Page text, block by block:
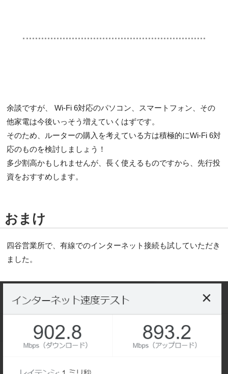
余談ですが、
Wi-Fi 6対応のパソコン、スマートフォン、その
他家電は今後いっそう増えていくはずです。
そのため、ルーターの購入を考えている方は積極的にWi-Fi 6対
応のものを検討しましょう！
多少割高かもしれませんが、長く使えるものですから、先行投
資をおすすめします。
おまけ
四谷営業所で、有線でのインターネット接続も試していただき
ました。